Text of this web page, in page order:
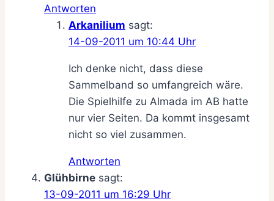
Antworten
Arkanilium sagt:
14-09-2011 um 10:44 Uhr
Ich denke nicht, dass diese
Sammelband so umfangreich wäre.
Die Spielhilfe zu Almada im AB hatte
nur vier Seiten. Da kommt insgesamt
nicht so viel zusammen.
Antworten
Glühbirne sagt:
13-09-2011 um 16:29 Uhr